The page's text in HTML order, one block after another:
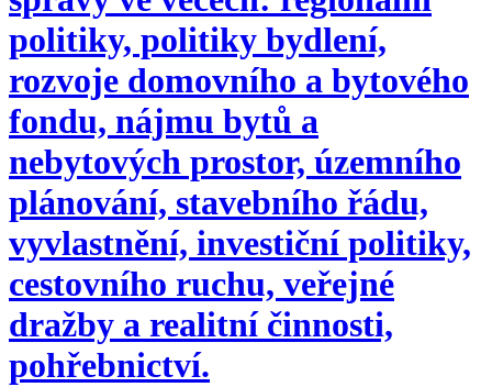
politiky, politiky bydlení,
rozvoje domovního a bytového
fondu, nájmu bytů a
nebytových prostor, územního
plánování, stavebního řádu,
vyvlastnění, investiční politiky,
cestovního ruchu, veřejné
dražby a realitní činnosti,
pohřebnictví.